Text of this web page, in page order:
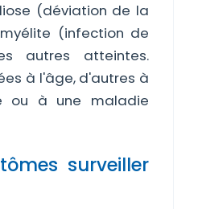
(déviation de la
(infection de
autres atteintes.
à l'âge, d'autres à
ou à une maladie
surveiller